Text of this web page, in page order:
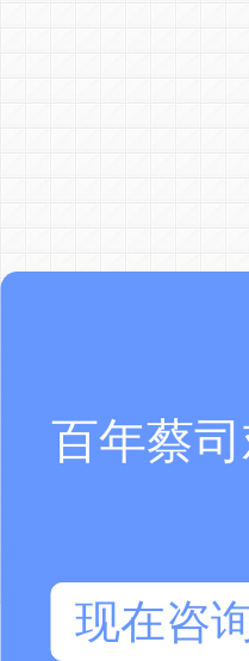
百年蔡
现在咨